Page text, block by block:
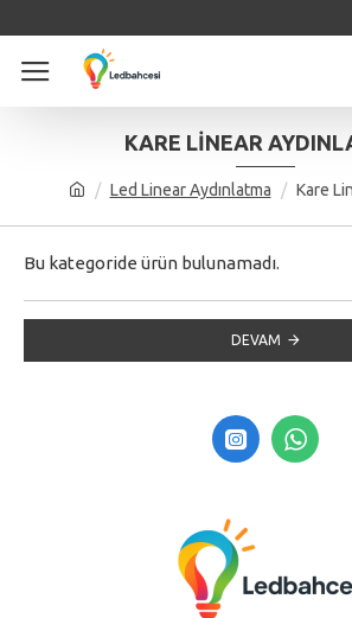
Led Linear Aydınlatma Kare
KARE LINEAR
Bu kategoride ürün bulunamadı.
DEVAM